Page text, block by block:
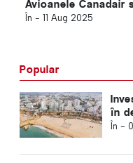
Avioanele
În - 11 Aug 2025
Popular
în
În -